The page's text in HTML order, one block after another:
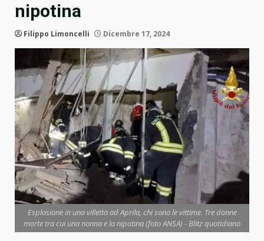
nipotina
Filippo Limoncelli Dicembre 17, 2024
Esplosione in una villetta ad Aprila, chi sono le vittime. Tre donne
morte tra cui una nonna e la nipotina (foto ANSA) - Blitz quotidiano